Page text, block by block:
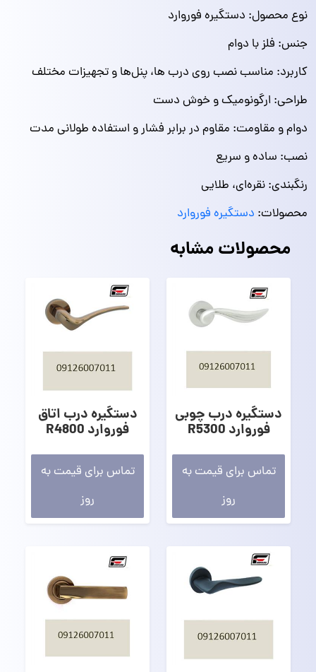
نوع محصول: دستگیره فوروارد
جنس: فلز با دوام
کاربرد: مناسب نصب روی درب‌ ها، پنل‌ها و تجهیزات مختلف
طراحی: ارگونومیک و خوش‌ دست
دوام و مقاومت: مقاوم در برابر فشار و استفاده طولانی مدت
نصب: ساده و سریع
رنگبندی: نقره‌ای، طلایی
محصولات: دستگیره فوروارد
محصولات مشابه
دستگیره درب چوبی
فوروارد R5300
تماس برای قیمت به
روز
دستگیره درب اتاق
فوروارد R4800
تماس برای قیمت به
روز